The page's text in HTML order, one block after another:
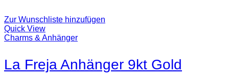
Zur Wunschliste hinzufügen
Quick View
Charms & Anhänger
La Freja Anhänger 9kt Gold